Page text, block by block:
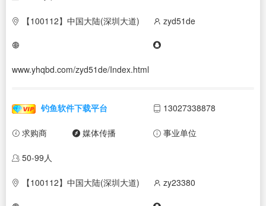
【100112】中国大陆(深圳大道) zyd51de
www.yhqbd.com/zyd51de/Index.html
钓鱼软件下载平台 13027338878
求购商 媒体传播 事业单位
50-99人
【100112】中国大陆(深圳大道) zy23380